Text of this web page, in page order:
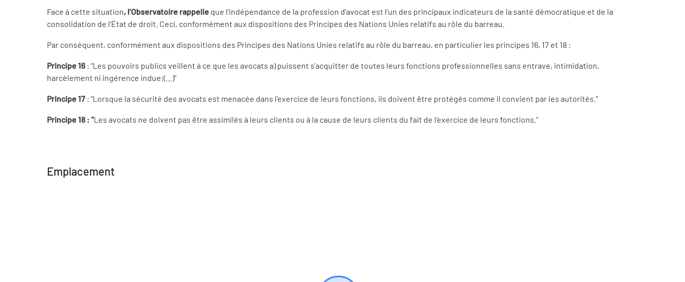
Face à cette situation, l’Observatoire rappelle que l’indépendance de la profession d’avocat est l’un des principaux indicateurs de la santé démocratique et de la
consolidation de l’État de droit. Ceci, conformément aux dispositions des Principes des Nations Unies relatifs au rôle du barreau.
Par conséquent, conformément aux dispositions des Principes des Nations Unies relatifs au rôle du barreau, en particulier les principes 16, 17 et 18 :
Principe 16 : “Les pouvoirs publics veillent à ce que les avocats a) puissent s’acquitter de toutes leurs fonctions professionnelles sans entrave, intimidation,
harcèlement ni ingérence indue;(…)”
Principe 17 : “Lorsque la sécurité des avocats est menacée dans l’exercice de leurs fonctions, ils doivent être protégés comme il convient par les autorités.”
Principe 18 : “Les avocats ne doivent pas être assimilés à leurs clients ou à la cause de leurs clients du fait de l’exercice de leurs fonctions.”
Emplacement